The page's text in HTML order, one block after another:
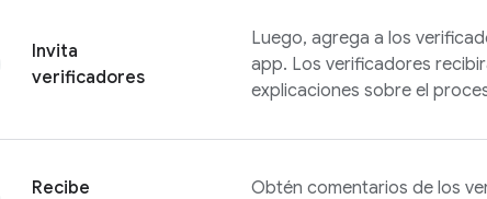
Invita
verificadores
Luego, agrega a los
app. Los verificadores
explicaciones sobre el
Recibe
Obtén comentarios de los